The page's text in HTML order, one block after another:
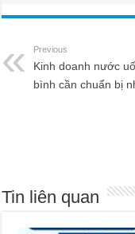
Previous
Kinh doanh nước
bình cần chuẩn bị
Tin liên quan